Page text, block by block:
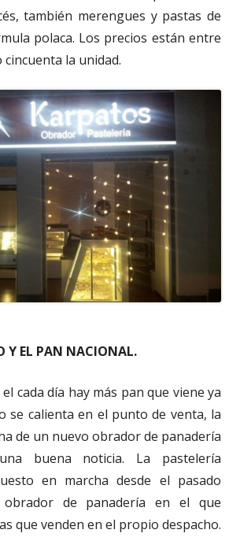
también merengues y pastas de
polaca. Los precios están entre
la unidad.
Y EL PAN NACIONAL.
cada día hay más pan que viene ya
se calienta en el punto de venta, la
de un nuevo obrador de panadería
buena noticia. La pastelería
en marcha desde el pasado
de panadería en el que
que venden en el propio despacho.